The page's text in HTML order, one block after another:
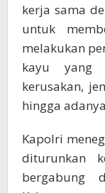
kerja sama
untuk
melakukan
kayu yang
kerusakan,
hingga
Kapolri
diturunkan
bergabung